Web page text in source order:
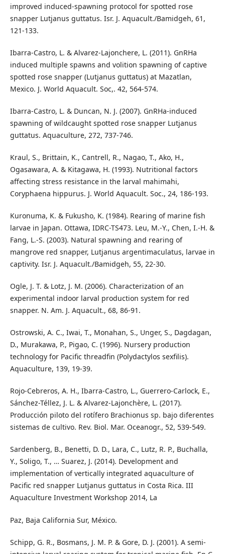
improved induced-spawning protocol for spotted rose
snapper Lutjanus guttatus. Isr. J. Aquacult./Bamidgeh, 61,
121-133.
Ibarra-Castro, L. & Alvarez-Lajonchere, L. (2011). GnRHa
induced multiple spawns and volition spawning of captive
spotted rose snapper (Lutjanus guttatus) at Mazatlan,
Mexico. J. World Aquacult. Soc,. 42, 564-574.
Ibarra-Castro, L. & Duncan, N. J. (2007). GnRHa-induced
spawning of wildcaught spotted rose snapper Lutjanus
guttatus. Aquaculture, 272, 737-746.
Kraul, S., Brittain, K., Cantrell, R., Nagao, T., Ako, H.,
Ogasawara, A. & Kitagawa, H. (1993). Nutritional factors
affecting stress resistance in the larval mahimahi,
Coryphaena hippurus. J. World Aquacult. Soc., 24, 186-193.
Kuronuma, K. & Fukusho, K. (1984). Rearing of marine fish
larvae in Japan. Ottawa, IDRC-TS473. Leu, M.-Y., Chen, I.-H. &
Fang, L.-S. (2003). Natural spawning and rearing of
mangrove red snapper, Lutjanus argentimaculatus, larvae in
captivity. Isr. J. Aquacult./Bamidgeh, 55, 22-30.
Ogle, J. T. & Lotz, J. M. (2006). Characterization of an
experimental indoor larval production system for red
snapper. N. Am. J. Aquacult., 68, 86-91.
Ostrowski, A. C., Iwai, T., Monahan, S., Unger, S., Dagdagan,
D., Murakawa, P., Pigao, C. (1996). Nursery production
technology for Pacific threadfin (Polydactylos sexfilis).
Aquaculture, 139, 19-39.
Rojo-Cebreros, A. H., Ibarra-Castro, L., Guerrero-Carlock, E.,
Sánchez-Téllez, J. L. & Alvarez-Lajonchère, L. (2017).
Producción piloto del rotífero Brachionus sp. bajo diferentes
sistemas de cultivo. Rev. Biol. Mar. Oceanogr., 52, 539-549.
Sardenberg, B., Benetti, D. D., Lara, C., Lutz, R. P., Buchalla,
Y., Soligo, T., … Suarez, J. (2014). Development and
implementation of vertically integrated aquaculture of
Pacific red snapper Lutjanus guttatus in Costa Rica. III
Aquaculture Investment Workshop 2014, La
Paz, Baja California Sur, México.
Schipp, G. R., Bosmans, J. M. P. & Gore, D. J. (2001). A semi-